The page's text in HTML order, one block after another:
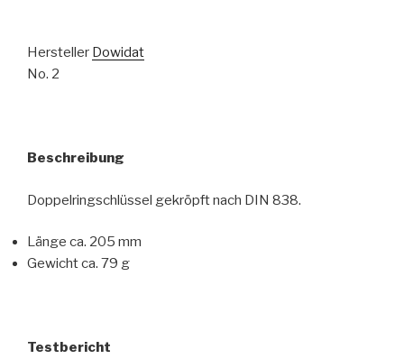
Hersteller Dowidat
No. 2
Beschreibung
Doppelringschlüssel gekröpft nach DIN 838.
Länge ca. 205 mm
Gewicht ca. 79 g
Testbericht